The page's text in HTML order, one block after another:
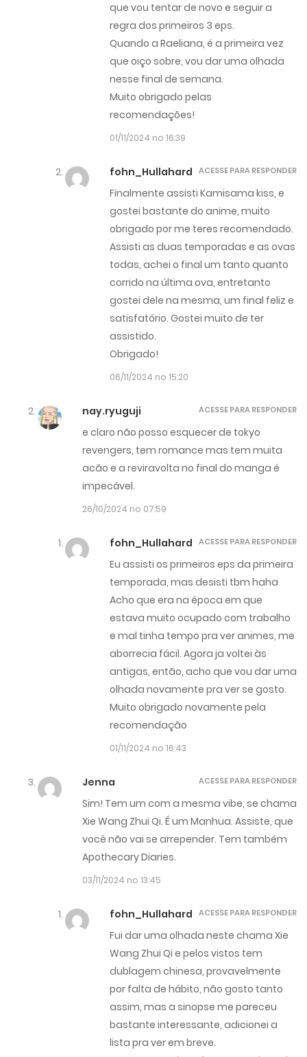
que vou tentar de novo e seguir a
regra dos primeiros 3 eps.
Quando a Raeliana, é a primeira vez
que oiço sobre, vou dar uma olhada
nesse final de semana.
Muito obrigado pelas
recomendações!
01/11/2024 no 16:39
fohn_Hullahard
Finalmente assisti Kamisama kiss, e
gostei bastante do anime, muito
obrigado por me teres recomendado.
Assisti as duas temporadas e as ovas
todas, achei o final um tanto quanto
corrido na última ova, entretanto
gostei dele na mesma, um final feliz e
satisfatório. Gostei muito de ter
assistido.
Obrigado!
06/11/2024 no 15:20
ACESSE PARA RESPONDER
nay.ryuguji
e claro não posso esquecer de tokyo
revengers, tem romance mas tem muita
acão e a reviravolta no final do manga é
impecável.
26/10/2024 no 07:59
ACESSE PARA RESPONDER
fohn_Hullahard
Eu assisti os primeiros eps da primeira
temporada, mas desisti tbm haha
Acho que era na época em que
estava muito ocupado com trabalho
e mal tinha tempo pra ver animes, me
aborrecia fácil. Agora ja voltei às
antigas, então, acho que vou dar uma
olhada novamente pra ver se gosto.
Muito obrigado novamente pela
recomendação
01/11/2024 no 16:43
ACESSE PARA RESPONDER
Jenna
Sim! Tem um com a mesma vibe, se chama
Xie Wang Zhui Qi. É um Manhua. Assiste, que
você não vai se arrepender. Tem também
Apothecary Diaries.
03/11/2024 no 13:45
ACESSE PARA RESPONDER
fohn_Hullahard
Fui dar uma olhada neste chama Xie
Wang Zhui Qi e pelos vistos tem
dublagem chinesa, provavelmente
por falta de hábito, não gosto tanto
assim, mas a sinopse me pareceu
bastante interessante, adicionei a
lista pra ver em breve.
ACESSE PARA RESPONDER